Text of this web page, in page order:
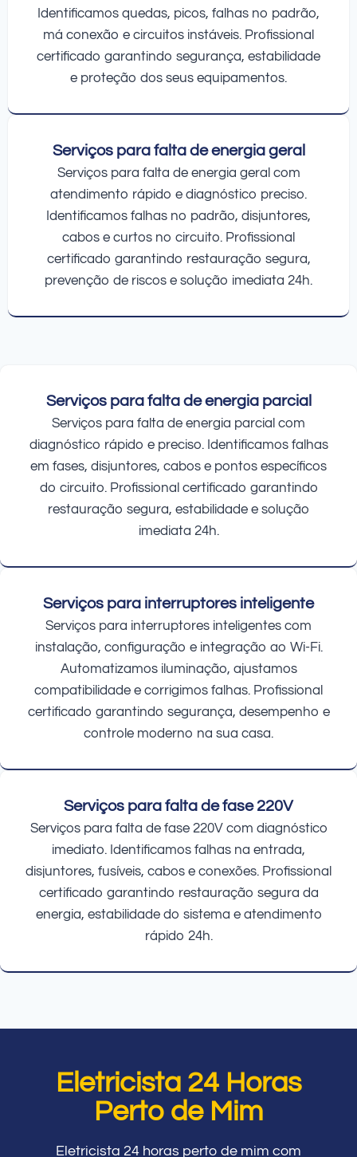
Identificamos quedas, picos, falhas no padrão,
má conexão e circuitos instáveis. Profissional
certificado garantindo segurança, estabilidade
e proteção dos seus equipamentos.
Serviços para falta de energia geral
Serviços para falta de energia geral com
atendimento rápido e diagnóstico preciso.
Identificamos falhas no padrão, disjuntores,
cabos e curtos no circuito. Profissional
certificado garantindo restauração segura,
prevenção de riscos e solução imediata 24h.
Serviços para falta de energia parcial
Serviços para falta de energia parcial com
diagnóstico rápido e preciso. Identificamos falhas
em fases, disjuntores, cabos e pontos específicos
do circuito. Profissional certificado garantindo
restauração segura, estabilidade e solução
imediata 24h.
Serviços para interruptores inteligente
Serviços para interruptores inteligentes com
instalação, configuração e integração ao Wi-Fi.
Automatizamos iluminação, ajustamos
compatibilidade e corrigimos falhas. Profissional
certificado garantindo segurança, desempenho e
controle moderno na sua casa.
Serviços para falta de fase 220V
Serviços para falta de fase 220V com diagnóstico
imediato. Identificamos falhas na entrada,
disjuntores, fusíveis, cabos e conexões. Profissional
certificado garantindo restauração segura da
energia, estabilidade do sistema e atendimento
rápido 24h.
Eletricista 24 Horas
Perto de Mim
Eletricista 24 horas perto de mim com